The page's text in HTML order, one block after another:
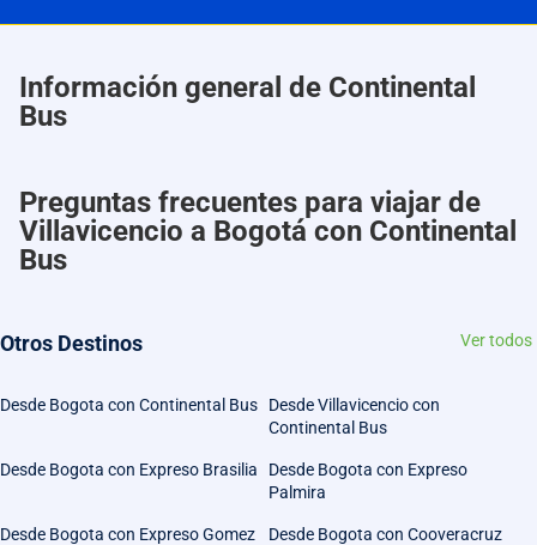
Información general de Continental
Bus
Preguntas frecuentes para viajar de
Villavicencio a Bogotá con Continental
Bus
Otros Destinos Ver todos
Desde Bogota con Continental Bus
Desde Villavicencio con
Continental Bus
Desde Bogota con Expreso Brasilia
Desde Bogota con Expreso
Palmira
Desde Bogota con Expreso Gomez
Desde Bogota con Cooveracruz